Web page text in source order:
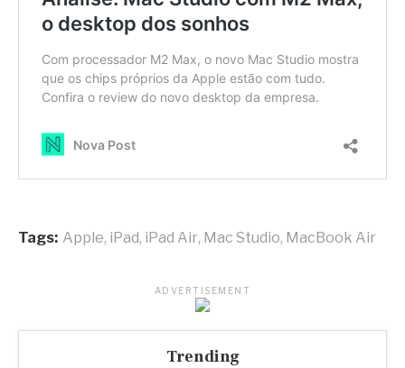
Tags: Apple, iPad, iPad Air, Mac Studio, MacBook Air
ADVERTISEMENT
Trending